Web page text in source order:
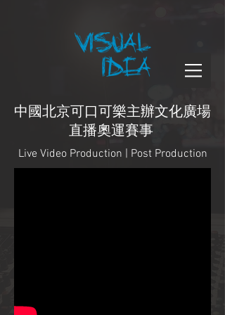
中國北京可口可樂主辦文化廣場
直播奧運賽事
Live Video Production | Post Production